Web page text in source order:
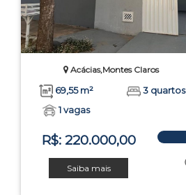
Acácias,Montes Claros
69,55 m² 3 quartos
1 vagas
R$: 220.000,00
Saiba mais